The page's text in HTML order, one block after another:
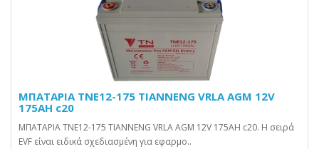
ΜΠΑΤΑΡΙΑ TNE12-175 TIANNENG VRLA AGM 12V
175AH c20
ΜΠΑΤΑΡΙΑ TNE12-175 TIANNENG VRLA AGM 12V 175AH c20. Η σειρά
EVF είναι ειδικά σχεδιασμένη για εφαρμο..